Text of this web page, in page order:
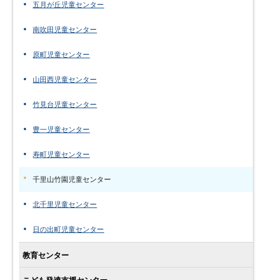
五月が丘児童センター
南吹田児童センター
原町児童センター
山田西児童センター
竹見台児童センター
豊一児童センター
寿町児童センター
千里山竹園児童センター
北千里児童センター
日の出町児童センター
教育センター